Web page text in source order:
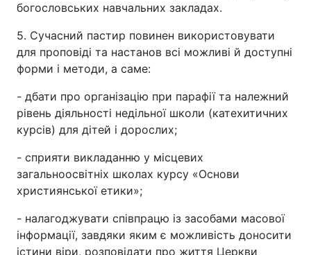
богословських навчальних закладах.
5. Сучасний пастир повинен використовувати
для проповіді та настанов всі можливі й доступні
форми і методи, а саме:
- дбати про організацію при парафії та належний
рівень діяльності недільної школи (катехитичних
курсів) для дітей і дорослих;
- сприяти викладанню у місцевих
загальноосвітніх школах курсу «Основи
християнської етики»;
- налагоджувати співпрацю із засобами масової
інформації, завдяки яким є можливість доносити
істини віри, розповідати про життя Церкви